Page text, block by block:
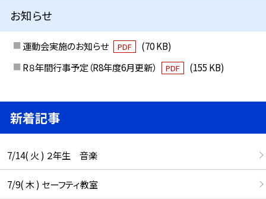
お知らせ
運動会実施のお知らせ PDF
(70 KB)
R８年間行事予定（R8年度6月更新）
PDF (155 KB)
新着記事
7/14( 火 ) ２年生 音楽
7/9( 木 ) セーフティ教室